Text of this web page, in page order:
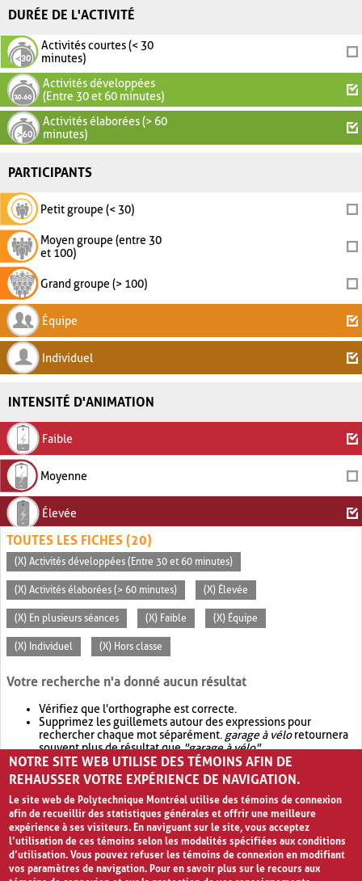
DURÉE DE L'ACTIVITÉ
Activités courtes (< 30
minutes)
Activités développées
(Entre 30 et 60 minutes)
Activités élaborées (> 60
minutes)
PARTICIPANTS
Petit groupe (< 30)
Moyen groupe (entre 30
et 100)
Grand groupe (> 100)
Équipe
Individuel
INTENSITÉ D'ANIMATION
Faible
Moyenne
Élevée
TOUTES LES FICHES (20)
(X) Activités développées (Entre 30 et 60 minutes)
(X) Activités élaborées (> 60 minutes) (X) Élevée
(X) En plusieurs séances (X) Faible (X) Équipe
(X) Individuel (X) Hors classe
Votre recherche n'a donné aucun résultat
Vérifiez que l'orthographe est correcte.
Supprimez les guillemets autour des expressions pour
rechercher chaque mot séparément. garage à véloretournera
souvent plus de résultat que"garage à vélo".
Envisagez d'élargir votre recherche avec OR.garage OR vélo
retournera souvent plus de résultat quegarage à vélo
NOTRE SITE WEB UTILISE DES TÉMOINS AFIN DE
REHAUSSER VOTRE EXPÉRIENCE DE NAVIGATION.
Le site web de Polytechnique Montréal utilise des témoins de connexion
afin de recueillir des statistiques générales et offrir une meilleure
expérience à ses visiteurs. En naviguant sur le site, vous acceptez
l’utilisation de ces témoins selon les modalités spécifiées aux conditions
d’utilisation. Vous pouvez refuser les témoins de connexion en modifiant
vos paramètres de navigation. Pour en savoir plus sur le recours aux